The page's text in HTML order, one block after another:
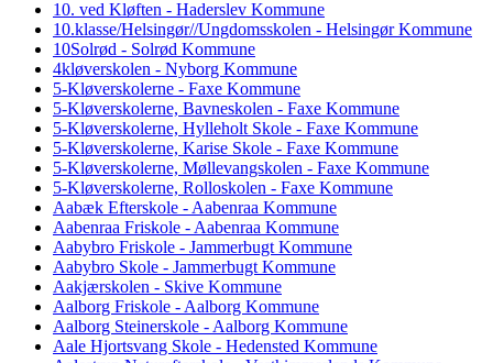
10. ved Kløften - Haderslev Kommune
10.klasse/Helsingør//Ungdomsskolen - Helsingør Kommune
10Solrød - Solrød Kommune
4kløverskolen - Nyborg Kommune
5-Kløverskolerne - Faxe Kommune
5-Kløverskolerne, Bavneskolen - Faxe Kommune
5-Kløverskolerne, Hylleholt Skole - Faxe Kommune
5-Kløverskolerne, Karise Skole - Faxe Kommune
5-Kløverskolerne, Møllevangskolen - Faxe Kommune
5-Kløverskolerne, Rolloskolen - Faxe Kommune
Aabæk Efterskole - Aabenraa Kommune
Aabenraa Friskole - Aabenraa Kommune
Aabybro Friskole - Jammerbugt Kommune
Aabybro Skole - Jammerbugt Kommune
Aakjærskolen - Skive Kommune
Aalborg Friskole - Aalborg Kommune
Aalborg Steinerskole - Aalborg Kommune
Aale Hjortsvang Skole - Hedensted Kommune